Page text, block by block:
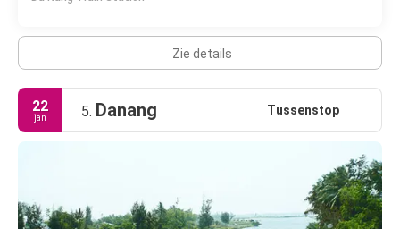
Zie details
22
jan 5. Danang Tussenstop